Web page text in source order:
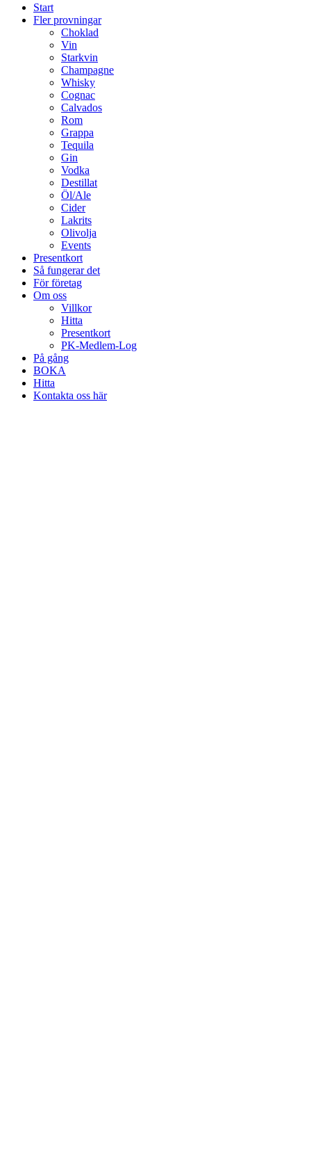
Start
Fler provningar
Choklad
Vin
Starkvin
Champagne
Whisky
Cognac
Calvados
Rom
Grappa
Tequila
Gin
Vodka
Destillat
Öl/Ale
Cider
Lakrits
Olivolja
Events
Presentkort
Så fungerar det
För företag
Om oss
Villkor
Hitta
Presentkort
PK-Medlem-Log
På gång
BOKA
Hitta
Kontakta oss här